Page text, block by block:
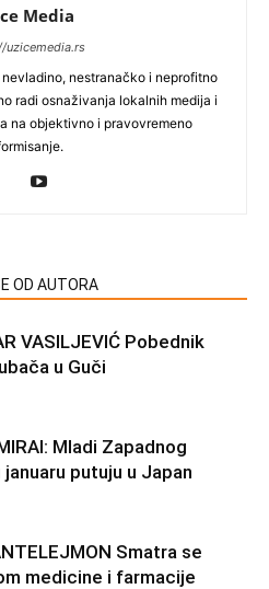
Media
uzicemedia.rs
nestranačko i neprofitno
radi osnaživanja lokalnih medija i
na objektivno i pravovremeno
OD AUTORA
VASILJEVIĆ Pobednik
u Guči
Mladi Zapadnog
januaru putuju u Japan
Smatra se
medicine i farmacije